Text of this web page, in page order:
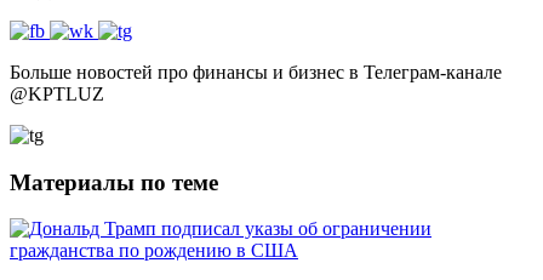
Больше новостей про финансы и бизнес в Телеграм-канале
@KPTLUZ
Материалы по теме